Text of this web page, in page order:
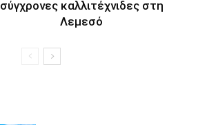
σύγχρονες καλλιτέχνιδες στη
Λεμεσό